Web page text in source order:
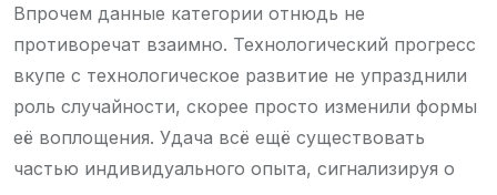
Впрочем данные категории отнюдь не
противоречат взаимно. Технологический прогресс
вкупе с технологическое развитие не упразднили
роль случайности, скорее просто изменили формы
её воплощения. Удача всё ещё существовать
частью индивидуального опыта, сигнализируя о